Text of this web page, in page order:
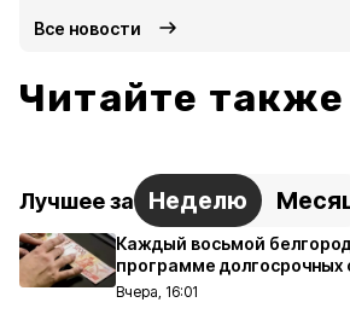
Все новости
Читайте также
Лучшее за Неделю
Каждый восьмой
программе долгосрочных
Вчера, 16:01